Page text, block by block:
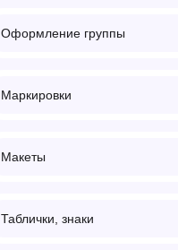
Оформление группы
Маркировки
Макеты
Таблички, знаки